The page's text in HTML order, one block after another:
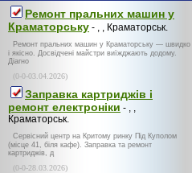
Ремонт пральних машин у
Краматорську - , , Краматорськ.
Ремонт пральних машин у Краматорську — швидко
і якісно. Досвідчені майстри виїжджають додому.
Діагно
(0-0-03.04.2026)
Заправка картриджів і
ремонт електроніки - , ,
Краматорськ.
Сервісний центр на Критому ринку Під Куполом
(місце 41, біля кафе). Заправка та ремонт
картриджів, д
(0-0-28.03.2026)